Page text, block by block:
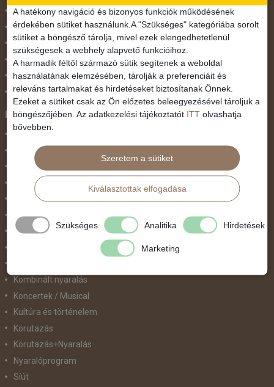
November 1.
Október 23.
Pünkösdi utazás
Szilveszter
Tavaszi szünet
Valentin nap
Programtípus
Belépőjegy
Egyéni út
Egzotikus út
Fesztiválok
Golfút
Gyalogtúra
Kombinált nyaralás
Koncertek / Musical
Kultúra és történelem
Körutazás
Körutazás+Nyaralás
Nyaralóprogram
Síút
A hatékony navigáció és bizonyos funkciók működésének
érdekében sütiket használunk.A "Szükséges" kategóriába sorolt
sütiket a böngésző tárolja, mivel ezek elengedhetetlenül
szükségesek a webhely alapvető funkcióihoz.
A harmadik féltől származó sütik segítenek a weboldal
használatának elemzésében, tárolják a preferenciáit és
releváns tartalmakat és hirdetéseket biztosítanak Önnek.
Ezeket a sütiket csak az Ön előzetes beleegyezésével tároljuk a
böngészőjében. Az adatkezelési tájékoztatót ITT olvashatja
bővebben.
Szeretem a sütiket
Kiválasztottak elfogadása
Szükséges Analitika Hirdetések
Marketing